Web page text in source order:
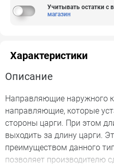
Учитывать остатки с
магазин
Характеристики
Описание
Направляющие наружного
направляющие, которые
стороны царги. При этом
выходить за длину царги.
преимуществом данного
позволяет производителю